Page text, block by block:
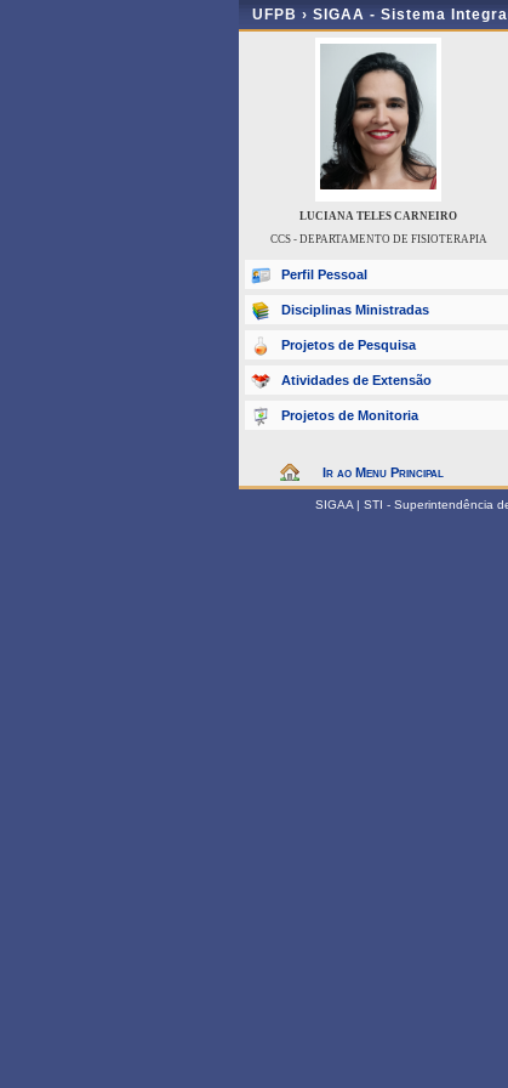
UFPB › SIGAA - Sistema
LUCIANA TELES CARNEIRO
CCS - DEPARTAMENTO DE FISIOTERAPIA
Perfil Pessoal
Disciplinas Ministradas
Projetos de Pesquisa
Atividades de Extensão
Projetos de Monitoria
Ir ao Menu Principal
SIGAA | STI - Superintendência